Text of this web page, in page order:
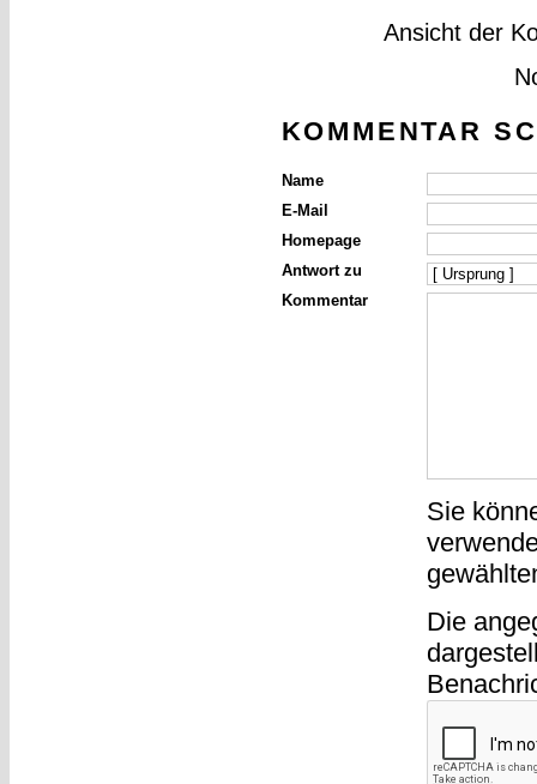
Ansicht der
KOMMENTAR
Name
E-Mail
Homepage
Antwort zu
Kommentar
Sie
Die